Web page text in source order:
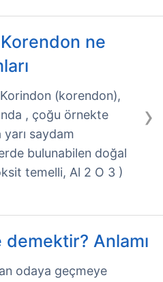
ne
›
(korendon),
, çoğu örnekte
saydam
bulunabilen doğal
temelli, Al 2 O 3 )
Anlamı
odaya geçmeye